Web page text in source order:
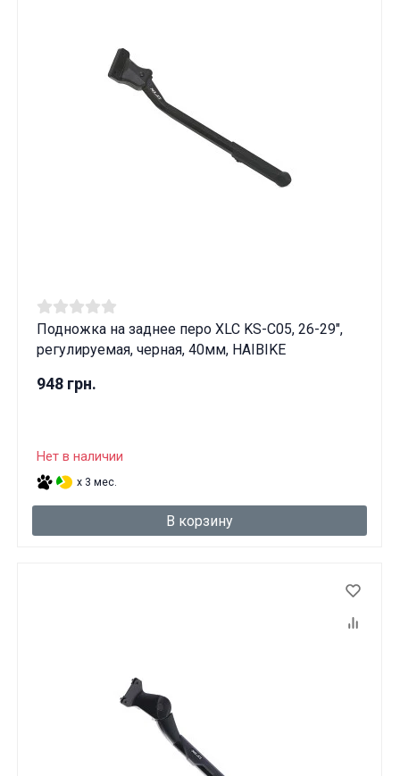
Подножка на заднее перо XLC KS-C05, 26-29",
регулируемая, черная, 40мм, HAIBIKE
948 грн.
Нет в наличии
x 3 мес.
В корзину